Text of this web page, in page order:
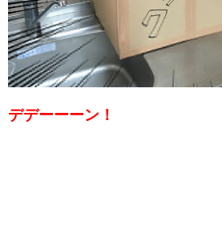
デデーーーン！